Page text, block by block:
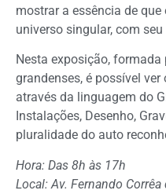
mostrar a essência de
universo singular, com
Nesta exposição,
grandenses, é possível
através da linguagem do
Instalações, Desenho,
pluralidade do auto
Hora: Das 8h às 17h
Local: Av. Fernando